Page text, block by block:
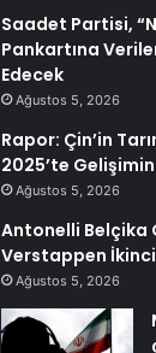
Saadet Partisi,
Pankartına
Edecek
Ağustos 5, 2026
Rapor: Çin’in
2025’te
Ağustos 5, 2026
Antonelli Belçika
Verstappen İkinci
Ağustos 5, 2026